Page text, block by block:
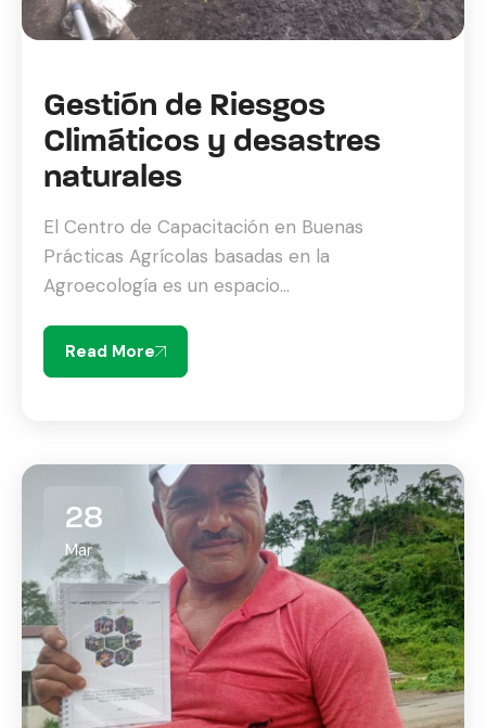
Gestión de Riesgos
Climáticos y desastres
naturales
El Centro de Capacitación en Buenas
Prácticas Agrícolas basadas en la
Agroecología es un espacio...
Read More
28
Mar